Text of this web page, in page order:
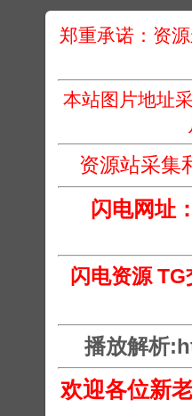
郑重承诺：资
本站图片地址
资源站采集
闪电网址
闪电资源 TG
播放解析
欢迎各位新